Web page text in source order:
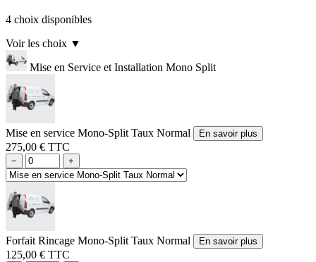
4 choix disponibles
Voir les choix ▼
Mise en Service et Installation Mono Split
Mise en service Mono-Split Taux Normal En savoir plus
275,00 € TTC
− +
Forfait Rincage Mono-Split Taux Normal En savoir plus
125,00 € TTC